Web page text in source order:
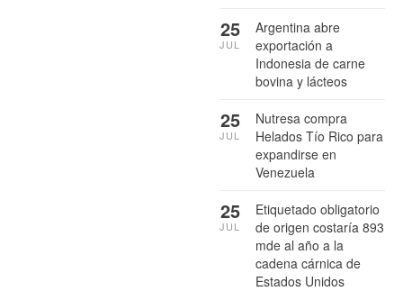
Argentina abre
exportación a
Indonesia de carne
bovina y lácteos
25
JUL
Nutresa compra
Helados Tío Rico para
expandirse en
Venezuela
25
JUL
Etiquetado obligatorio
de origen costaría 893
mde al año a la
cadena cárnica de
Estados Unidos
25
JUL